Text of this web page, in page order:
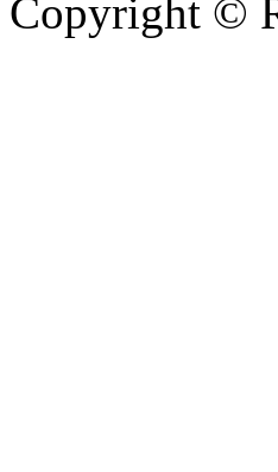
Copyright ©